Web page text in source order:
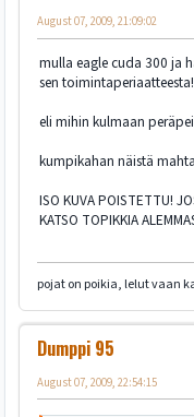
August 07, 2009, 21:09:02
mulla eagle cuda 300 ja
sen toimintaperiaatteesta!
eli mihin kulmaan
kumpikahan näistä
ISO KUVA POISTETTU!
KATSO TOPIKKIA
pojat on poikia, lelut vaan
Dumppi 95
August 07, 2009, 22:54:15